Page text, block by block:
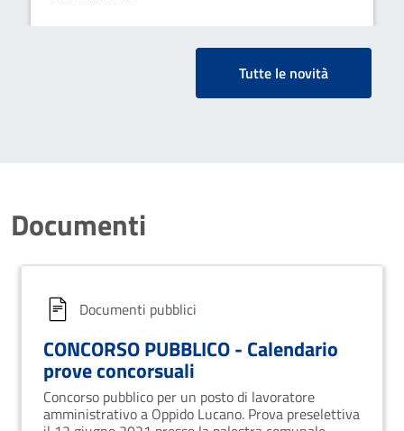
Tutte le novità
Documenti
Documenti pubblici
CONCORSO PUBBLICO - Calendario
prove concorsuali
Concorso pubblico per un posto di lavoratore
amministrativo a Oppido Lucano. Prova preselettiva